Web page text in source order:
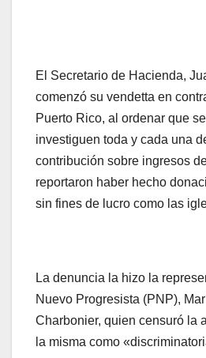
El Secretario de Hacienda,
comenzó su vendetta en
Puerto Rico, al ordenar que
investiguen toda y cada una
contribución sobre ingresos
reportaron haber hecho
sin fines de lucro como las
La denuncia la hizo la
Nuevo Progresista (PNP),
Charbonier, quien censuró la
la misma como